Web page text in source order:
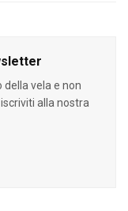
della vela e non
alla nostra